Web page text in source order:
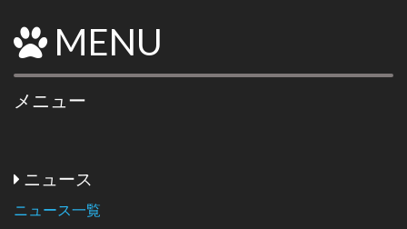
MENU
メニュー
ニュース
ニュース一覧